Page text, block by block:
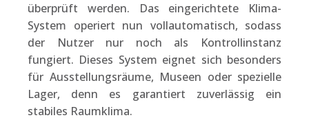
überprüft werden. Das eingerichtete Klima-
System operiert nun vollautomatisch, sodass
der Nutzer nur noch als Kontrollinstanz
fungiert. Dieses System eignet sich besonders
für Ausstellungsräume, Museen oder spezielle
Lager, denn es garantiert zuverlässig ein
stabiles Raumklima.